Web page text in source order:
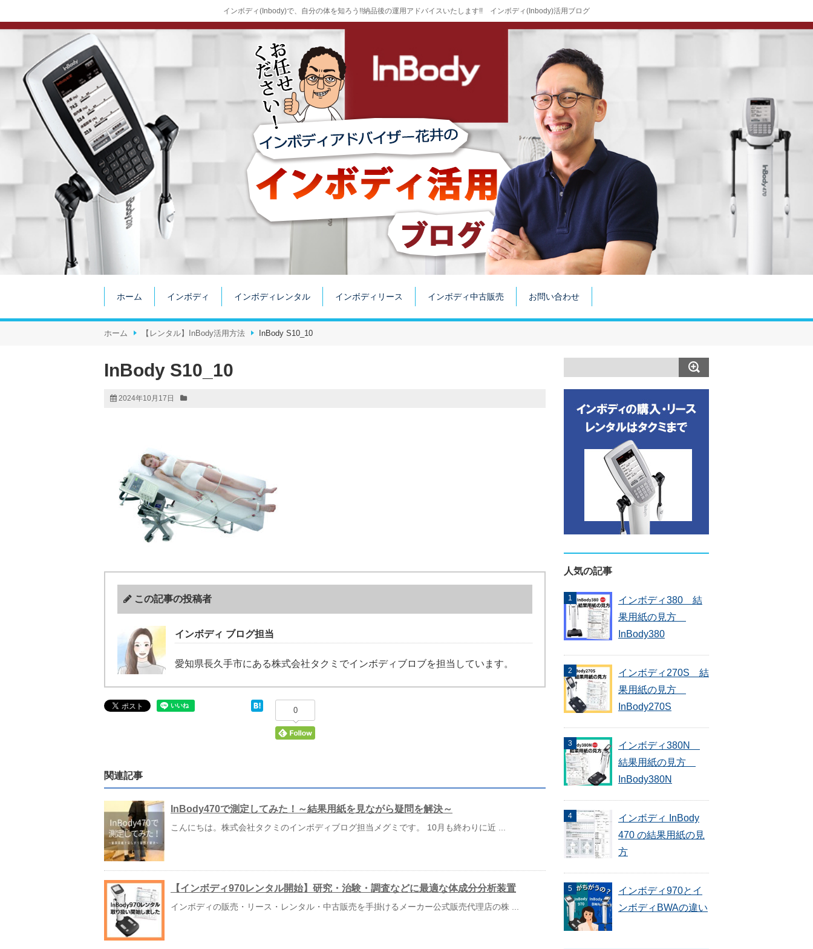
インボディ(Inbody)で、自分の体を知ろう!!納品後の運用アドバイスいたします!! インボディ(Inbody)活用ブログ
ホーム インボディ インボディレンタル インボディリース インボディ中古販売 お問い合わせ
ホーム 【レンタル】InBody活用方法 InBody S10_10
InBody S10_10
2024年10月17日
この記事の投稿者
インボディ ブログ担当
愛知県長久手市にある株式会社タクミでインボディブロブを担当しています。
0
関連記事
InBody470で測定してみた！～結果用紙を見ながら疑問を解決～
こんにちは。株式会社タクミのインボディブログ担当メグミです。 10月も終わりに近 ...
【インボディ970レンタル開始】研究・治験・調査などに最適な体成分分析装置
インボディの販売・リース・レンタル・中古販売を手掛けるメーカー公式販売代理店の株 ...
人気の記事
インボディ380 結
果用紙の見方
InBody380
インボディ270S 結
果用紙の見方
InBody270S
インボディ380N
結果用紙の見方
InBody380N
インボディ InBody
470 の結果用紙の見
方
インボディ970とイ
ンボディBWAの違い